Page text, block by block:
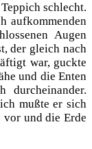
schlecht.
aufkommenden
Augen
der gleich nach
war, guckte
und die Enten
durcheinander.
mußte er sich
und die Erde